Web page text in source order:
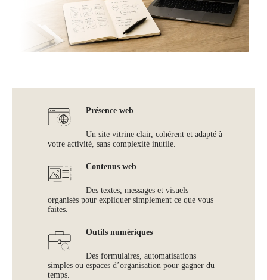
Présence web
Un site vitrine clair, cohérent et adapté à
votre activité, sans complexité inutile.
Contenus web
Des textes, messages et visuels
organisés pour expliquer simplement ce que vous
faites.
Outils numériques
Des formulaires, automatisations
simples ou espaces d’organisation pour gagner du
temps.